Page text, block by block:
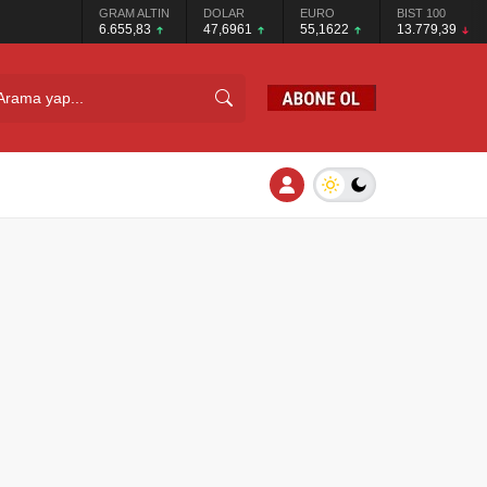
GRAM ALTIN
6.655,83
DOLAR
47,6961
EURO
55,1622
BIST 100
13.779,39